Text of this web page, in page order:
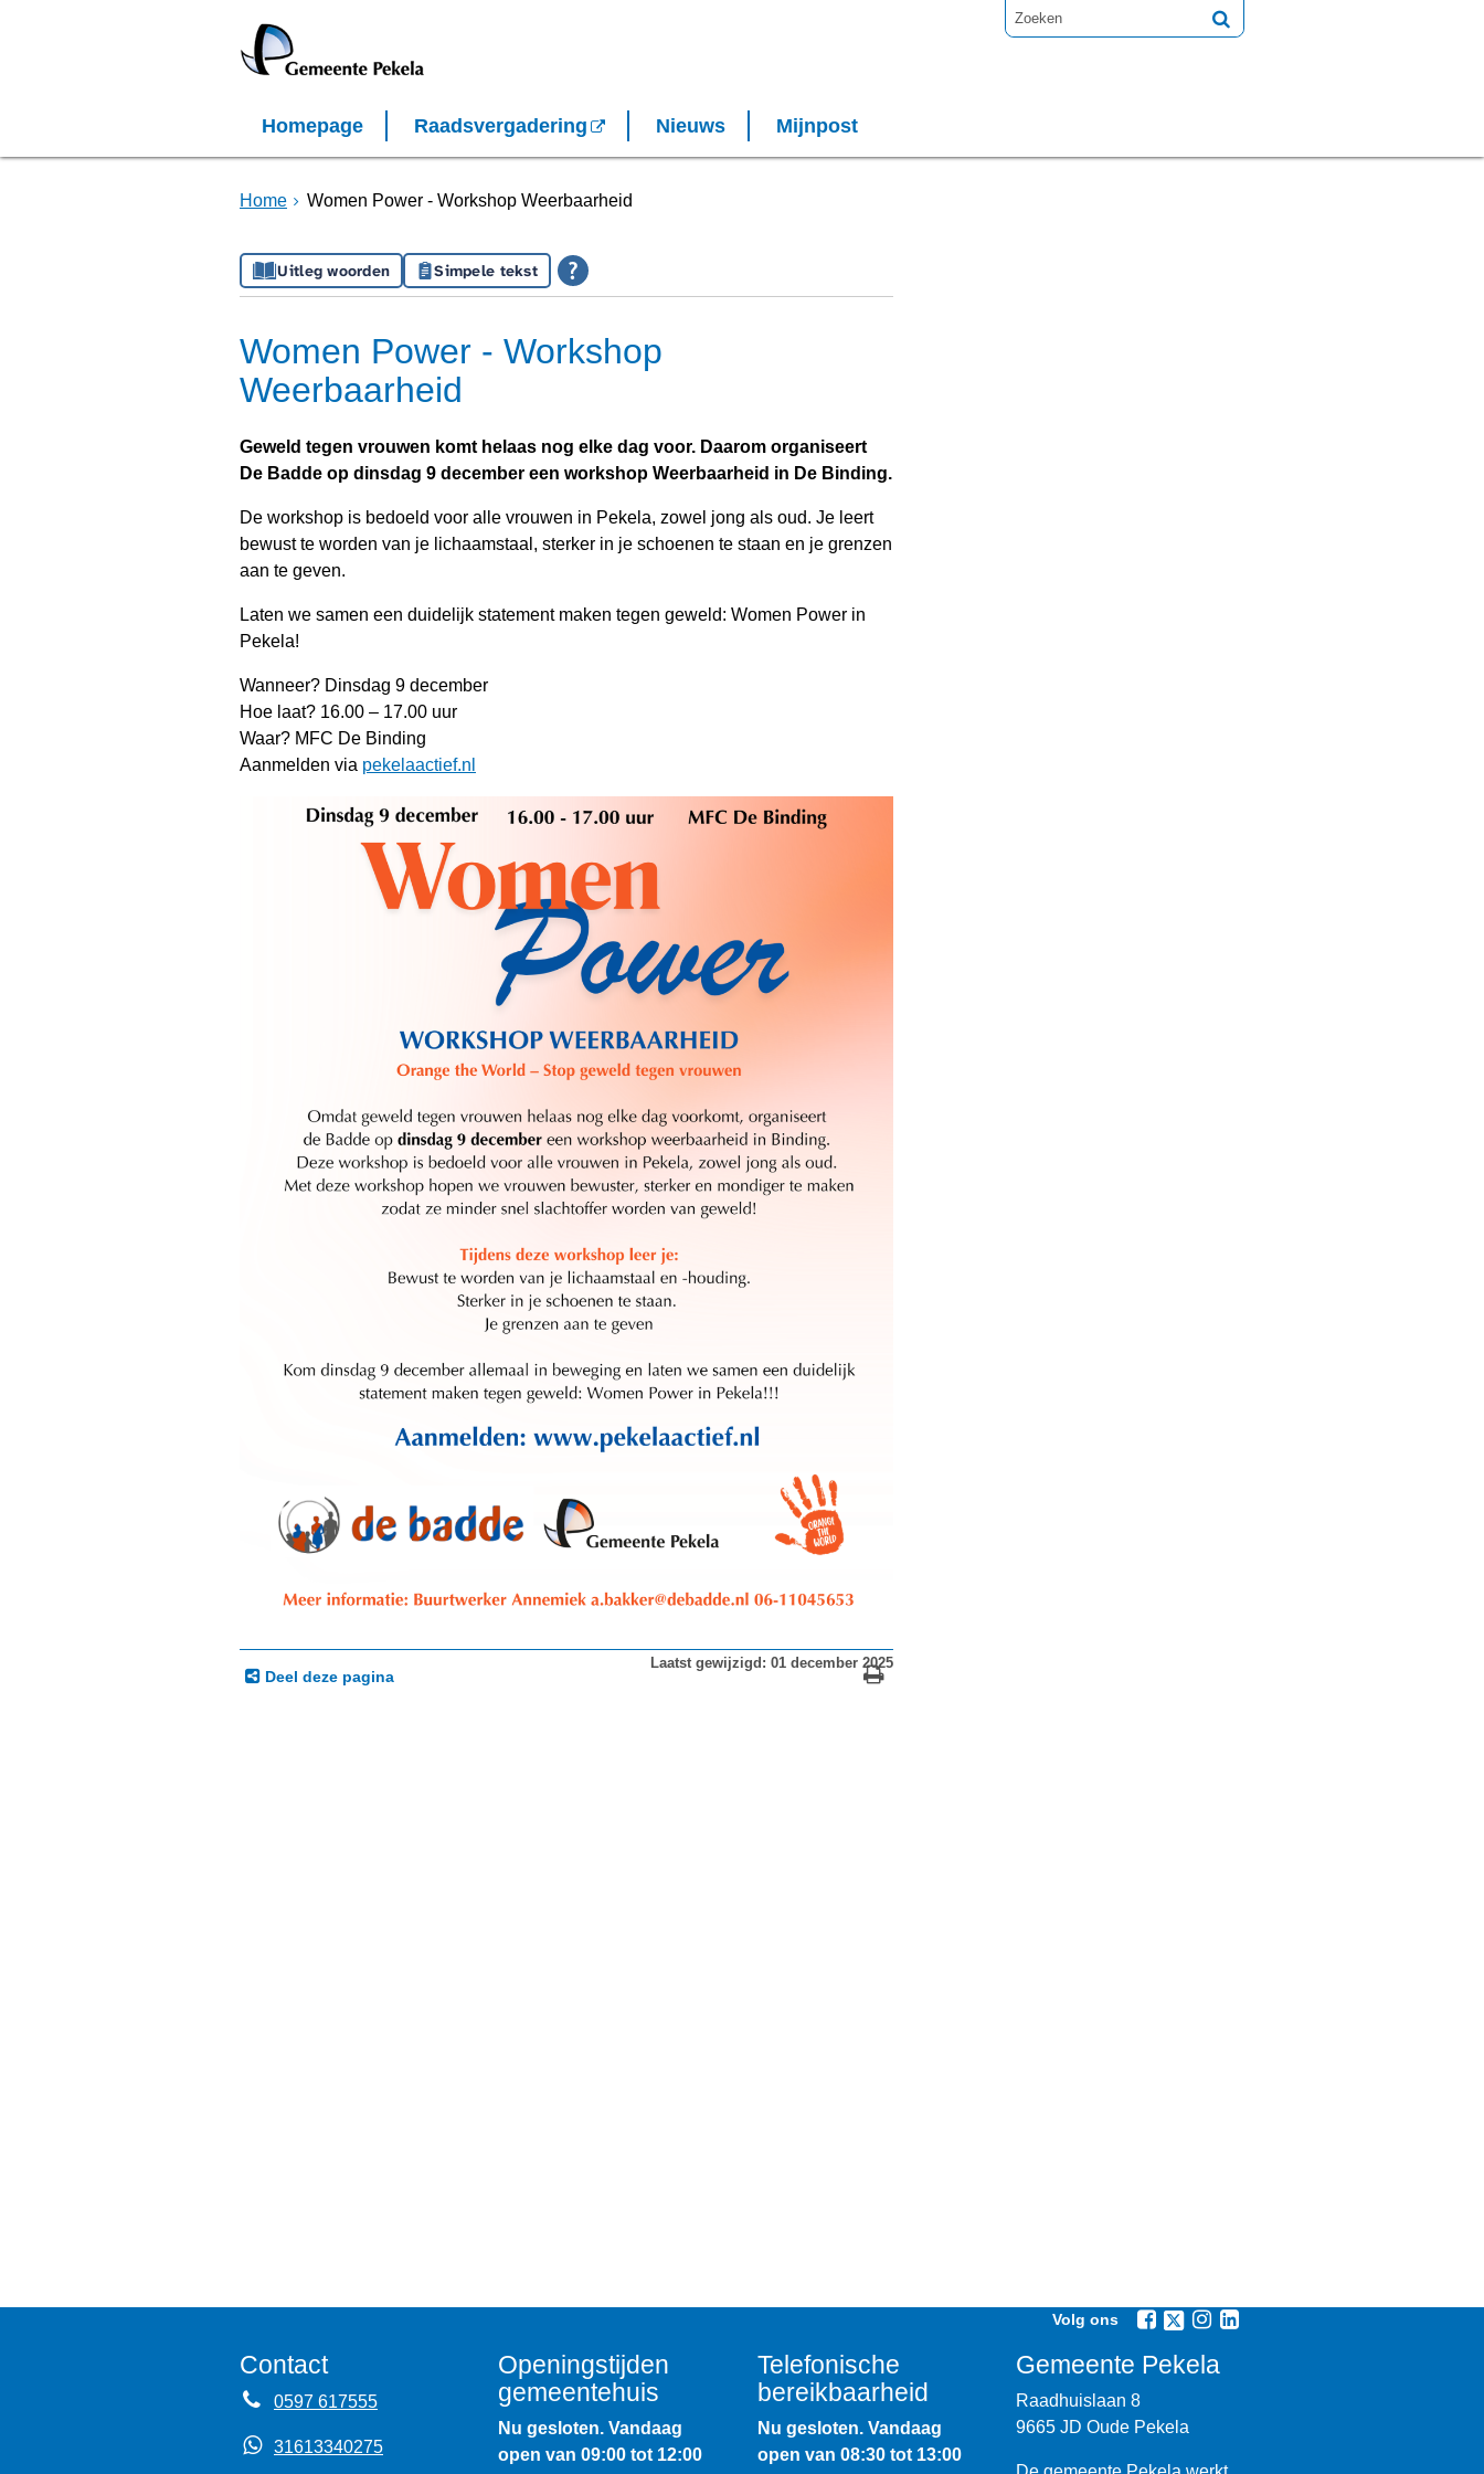
Homepage Raadsvergadering Nieuws Mijnpost
Home Women Power - Workshop Weerbaarheid
Uitleg woorden Simpele tekst
Women Power - Workshop
Weerbaarheid
Geweld tegen vrouwen komt helaas nog elke dag voor. Daarom organiseert
De Badde op dinsdag 9 december een workshop Weerbaarheid in De Binding.
De workshop is bedoeld voor alle vrouwen in Pekela, zowel jong als oud. Je leert
bewust te worden van je lichaamstaal, sterker in je schoenen te staan en je grenzen
aan te geven.
Laten we samen een duidelijk statement maken tegen geweld: Women Power in
Pekela!
Wanneer? Dinsdag 9 december
Hoe laat? 16.00 – 17.00 uur
Waar? MFC De Binding
Aanmelden via pekelaactief.nl
Deel deze pagina
Laatst gewijzigd: 01 december 2025
Volg ons
Contact
0597 617555
31613340275
Openingstijden
gemeentehuis
Nu gesloten. Vandaag
open van 09:00 tot 12:00
Telefonische
bereikbaarheid
Nu gesloten. Vandaag
open van 08:30 tot 13:00
Gemeente Pekela
Raadhuislaan 8
9665 JD Oude Pekela